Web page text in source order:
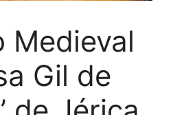
Medieval
Gil de